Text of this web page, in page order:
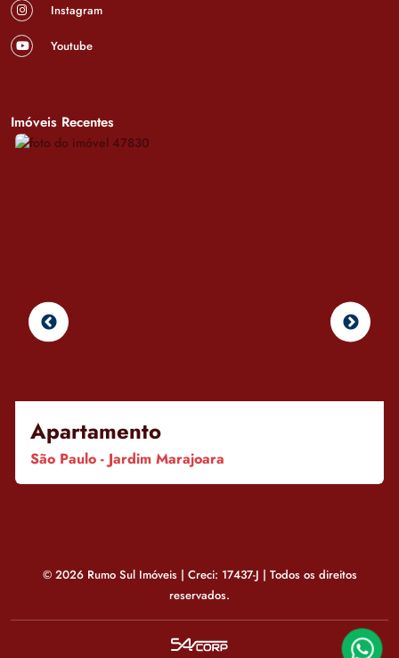
Instagram
Youtube
Imóveis Recentes
Apartamento
São Paulo - Jardim Marajoara
© 2026 Rumo Sul Imóveis | Creci: 17437-J | Todos os direitos
reservados.